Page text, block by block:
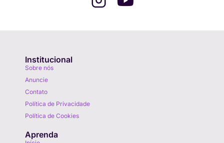
Institucional
Sobre nós
Anuncie
Contato
Política de Privacidade
Política de Cookies
Aprenda